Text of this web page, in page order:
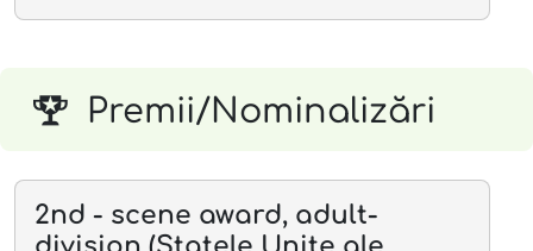
Premii/Nominalizări
2nd - scene award, adult-